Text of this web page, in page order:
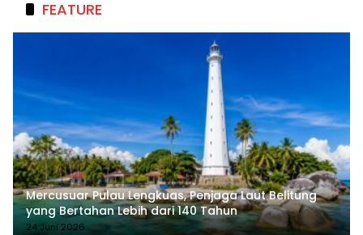
FEATURE
Mercusuar Pulau Lengkuas, Penjaga Laut Belitung
yang Bertahan Lebih dari 140 Tahun
24 Juni 2026